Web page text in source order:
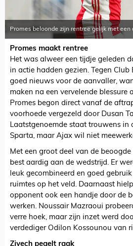
Promes beloonde zijn rentree gelijk met
Promes maakt rentree
Het was alweer een tijdje geleden
in actie hadden gezien. Tegen
goed nieuws voor de aanvaller,
maken na een vervelende blessure
Promes begon direct vanaf de
voorhoede vergezeld door Dusan
Laatstgenoemde staat trouwens in
Sparta, maar Ajax wil niet
Met een groot deel van de
best aardig aan de wedstrijd. Er
leuk gecombineerd en goed
ruimtes op het veld. Daarnaast
opponent ook een handje door de
werken. Noussair Mazraoui
verre hoek, maar zijn inzet werd
verdediger Odilon Kossounou van
Ziyech pegelt raak